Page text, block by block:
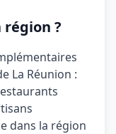
?
La Réunion :
dans la région